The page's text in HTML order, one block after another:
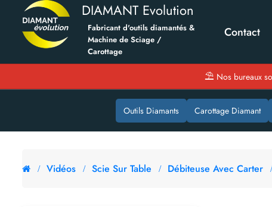
DIAMANT Evolution
Fabricant d'outils diamantés &
Machine de Sciage /
Carottage
Contact
⛱ Nos bureaux
Outils Diamants Carottage Diamant
Vidéos Scie Sur Table Débiteuse Avec Carter